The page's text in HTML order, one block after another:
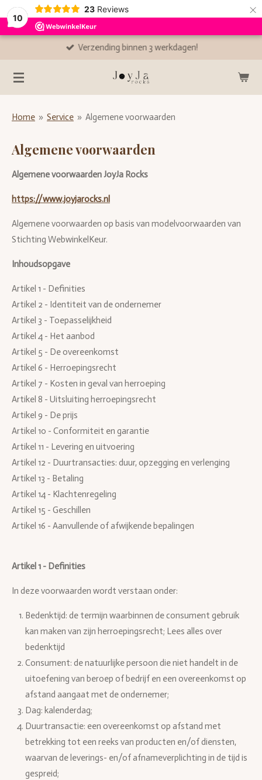
10
23 Reviews ×
Verzending binnen 3 werkdagen!
Home » Service » Algemene voorwaarden
Algemene voorwaarden
Algemene voorwaarden JoyJa Rocks
https://www.joyjarocks.nl
Algemene voorwaarden op basis van modelvoorwaarden van
Stichting WebwinkelKeur.
Inhoudsopgave
Artikel 1 - Definities
Artikel 2 - Identiteit van de ondernemer
Artikel 3 - Toepasselijkheid
Artikel 4 - Het aanbod
Artikel 5 - De overeenkomst
Artikel 6 - Herroepingsrecht
Artikel 7 - Kosten in geval van herroeping
Artikel 8 - Uitsluiting herroepingsrecht
Artikel 9 - De prijs
Artikel 10 - Conformiteit en garantie
Artikel 11 - Levering en uitvoering
Artikel 12 - Duurtransacties: duur, opzegging en verlenging
Artikel 13 - Betaling
Artikel 14 - Klachtenregeling
Artikel 15 - Geschillen
Artikel 16 - Aanvullende of afwijkende bepalingen
Artikel 1 - Definities
In deze voorwaarden wordt verstaan onder:
Bedenktijd: de termijn waarbinnen de consument gebruik
kan maken van zijn herroepingsrecht; Lees alles over
bedenktijd
Consument: de natuurlijke persoon die niet handelt in de
uitoefening van beroep of bedrijf en een overeenkomst op
afstand aangaat met de ondernemer;
Dag: kalenderdag;
Duurtransactie: een overeenkomst op afstand met
betrekking tot een reeks van producten en/of diensten,
waarvan de leverings- en/of afnameverplichting in de tijd is
gespreid;